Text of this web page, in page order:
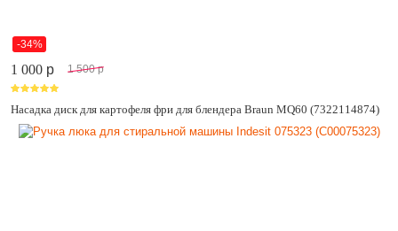
-34%
1 000 p 1 500 p
Насадка диск для картофеля фри для блендера Braun MQ60 (7322114874)